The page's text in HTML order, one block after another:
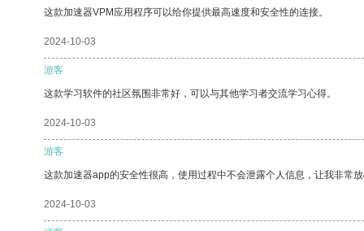
这款加速器VPM应用程序可以给你提供最高速度和安全性的连接。
2024-10-03
游客
这款学习软件的社区氛围非常好，可以与其他学习者交流学习心得。
2024-10-03
游客
这款加速器app的安全性很高，使用过程中不会泄露个人信息，让我非常
2024-10-03